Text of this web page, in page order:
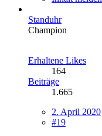
Standuhr
Champion
Erhaltene Likes
164
Beiträge
1.665
2. April 2020
#19